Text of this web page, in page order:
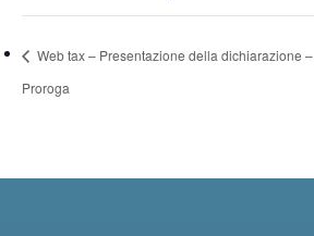
Web tax – Presentazione della dichiarazione –
Proroga